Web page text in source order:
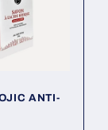
ANTI-